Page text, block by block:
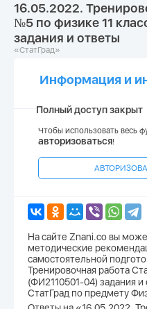
16.05.2022.
№5 по физике 11
задания и ответы
«СтатГрад»
Информация и
Полный доступ закрыт
Чтобы использовать весь
авторизоваться!
На сайте Znani.co вы
методические
самостоятельной
Тренировочная работа
(ФИ2110501-04) задания
СтатГрад по предмету